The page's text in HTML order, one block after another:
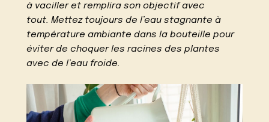
à vaciller et remplira son objectif avec
tout. Mettez toujours de l’eau stagnante à
température ambiante dans la bouteille pour
éviter de choquer les racines des plantes
avec de l’eau froide.